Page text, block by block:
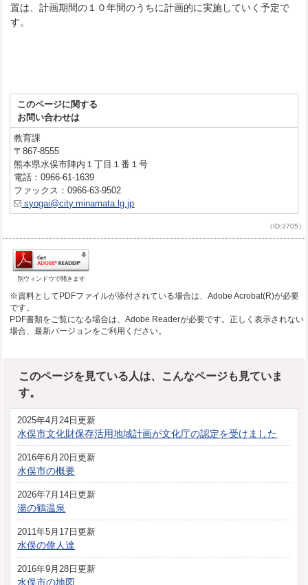
置は、計画期間の１０年間のうちに計画的に実施していく予定で
す。
このページに関する
お問い合わせは
教育課
〒867-8555
熊本県水俣市陣内１丁目１番１号
電話：0966-61-1639
ファックス：0966-63-9502
syogai@city.minamata.lg.jp
（ID:3705）
別ウィンドウで開きます
※資料としてPDFファイルが添付されている場合は、Adobe Acrobat(R)が必要
です。
PDF書類をご覧になる場合は、Adobe Readerが必要です。正しく表示されない
場合、最新バージョンをご利用ください。
このページを見ている人は、こんなページも見ていま
す。
2025年4月24日更新
水俣市文化財保存活用地域計画が文化庁の認定を受けました
2016年6月20日更新
水俣市の概要
2026年7月14日更新
湯の鶴温泉
2011年5月17日更新
水俣の偉人達
2016年9月28日更新
水俣市の地図